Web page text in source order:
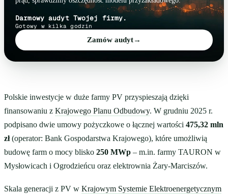
Zamów audyt→
Darmowy audyt Twojej firmy.
Gotowy w kilka godzin
Polskie inwestycje w duże farmy PV przyspieszają dzięki
finansowaniu z Krajowego Planu Odbudowy. W grudniu 2025 r.
podpisano dwie umowy pożyczkowe o łącznej wartości 475,32 mln
zł(operator: Bank Gospodarstwa Krajowego), które umożliwią
budowę farm o mocy blisko 250 MWp – m.in. farmy TAURON w
Mysłowicach i Ogrodzieńcu oraz elektrownia Żary-Marciszów.
Skala generacji z PV w Krajowym Systemie Elektroenergetycznym